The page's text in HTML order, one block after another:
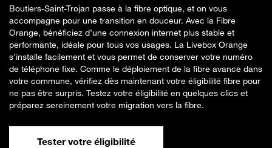
Boutiers-Saint-Trojan passe à la fibre optique, et on vous
accompagne pour une transition en douceur. Avec la Fibre
Orange, bénéficiez d’une connexion internet plus stable et
performante, idéale pour tous vos usages. La Livebox Orange
s’installe facilement et vous permet de conserver votre numéro
de téléphone fixe. Comme le déploiement de la fibre avance dans
votre commune, vérifiez dès maintenant votre éligibilité fibre pour
ne pas être surpris. Testez votre éligibilité en quelques clics et
préparez sereinement votre migration vers la fibre.
Tester votre éligibilité